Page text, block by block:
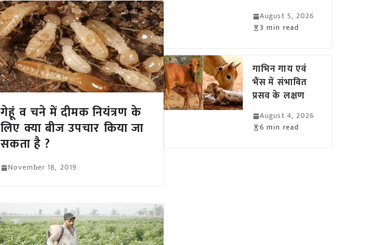
गेहूं व चने में दीमक नियंत्रण के
लिए क्या बीज उपचार किया जा
सकता है ?
November 18, 2019
August 5, 2026
3 min read
गाभिन गाय एवं
भैंस में संभावित
प्रसव के लक्षण
August 4, 2026
6 min read